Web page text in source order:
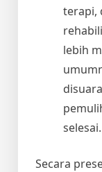
terapi,
lebih
selesai.
Secara